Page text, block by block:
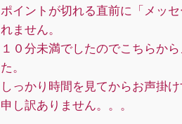
ポイントが切れる直前に「メッ
れません。
１０分未満でしたのでこちらか
た。
しっかり時間を見てからお声掛け
申し訳ありません。。。